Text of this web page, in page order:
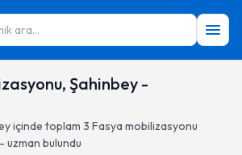
ara...
Şahinbey -
içinde toplam 3 Fasya mobilizasyonu
bulundu